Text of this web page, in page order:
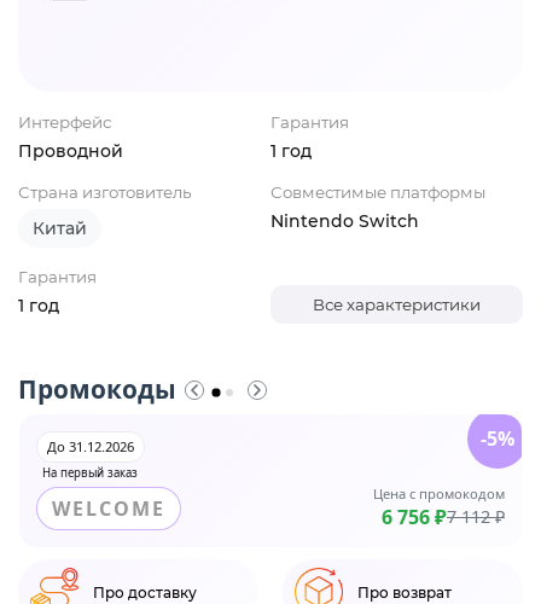
Интерфейс
Проводной
Гарантия
1 год
Страна изготовитель
Китай
Совместимые платформы
Nintendo Switch
Гарантия
1 год Все характеристики
Промокоды
На первый заказ
До 31.12.2026
WELCOME
Цена с промокодом
6 756 ₽7 112 ₽
-5%
Про доставку Про возврат